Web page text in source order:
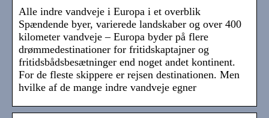
Alle indre vandveje i Europa i et overblik
Spændende byer, varierede landskaber og over 400
kilometer vandveje – Europa byder på flere
drømmedestinationer for fritidskaptajner og
fritidsbådsbesætninger end noget andet kontinent.
For de fleste skippere er rejsen destinationen. Men
hvilke af de mange indre vandveje egner